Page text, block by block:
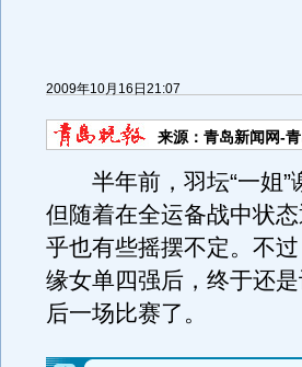
2009年10月16日21:07
来源： 青岛新闻网-
半年前，羽坛“一姐”
但随着在全运备战中状
乎也有些摇摆不定。不
缘女单四强后，终于还
后一场比赛了。